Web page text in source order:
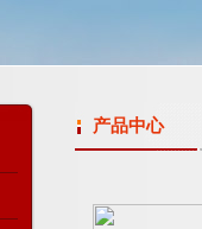
产品中心